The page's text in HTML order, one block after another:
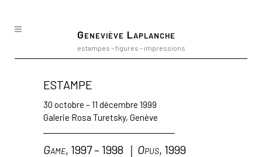
Geneviève Laplanche
estampes – figures – impressions
ESTAMPE
30 octobre – 11 décembre 1999
Galerie Rosa Turetsky, Genève
Game, 1997 – 1998 ｜ Opus, 1999